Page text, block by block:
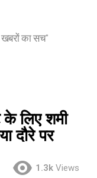
खबरों का सच"
लिए शमी
दौरे पर
1.3k Views